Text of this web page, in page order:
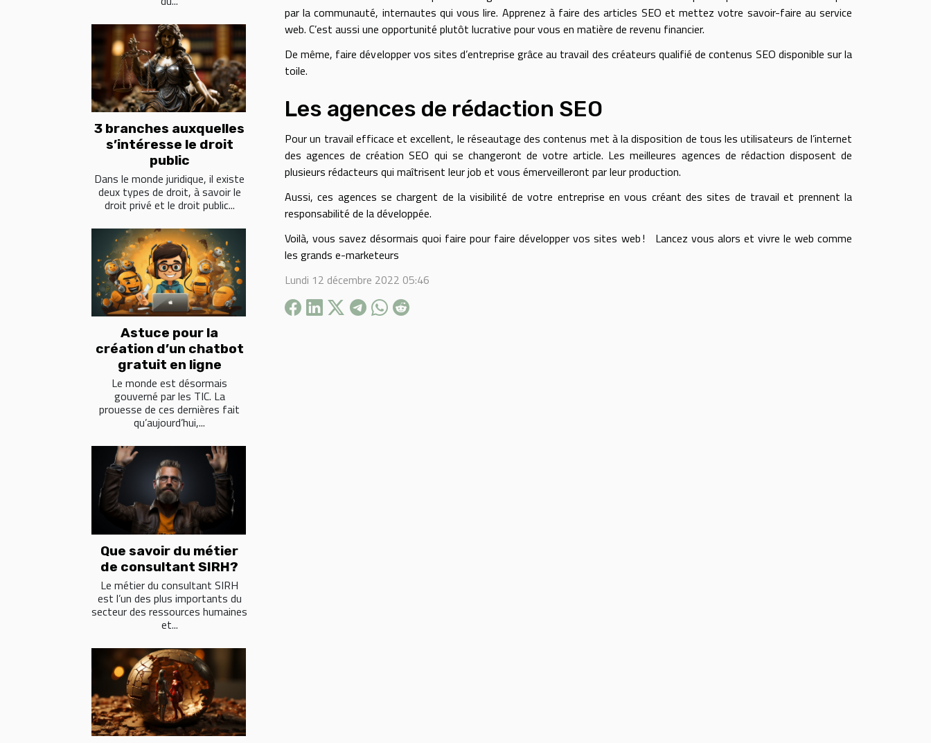
3 branches auxquelles
s’intéresse le droit
public
Dans le monde juridique, il existe
deux types de droit, à savoir le
droit privé et le droit public...
Astuce pour la
création d’un chatbot
gratuit en ligne
Le monde est désormais
gouverné par les TIC. La
prouesse de ces dernières fait
qu’aujourd’hui,...
Que savoir du métier
de consultant SIRH?
Le métier du consultant SIRH
est l’un des plus importants du
secteur des ressources humaines
et...
par la communauté, internautes qui vous lire. Apprenez à faire des articles SEO et mettez votre savoir-faire au service
web. C’est aussi une opportunité plutôt lucrative pour vous en matière de revenu financier.
De même, faire développer vos sites d’entreprise grâce au travail des créateurs qualifié de contenus SEO disponible sur la
toile.
Les agences de rédaction SEO
Pour un travail efficace et excellent, le réseautage des contenus met à la disposition de tous les utilisateurs de l’internet
des agences de création SEO qui se changeront de votre article. Les meilleures agences de rédaction disposent de
plusieurs rédacteurs qui maîtrisent leur job et vous émerveilleront par leur production.
Aussi, ces agences se chargent de la visibilité de votre entreprise en vous créant des sites de travail et prennent la
responsabilité de la développée.
Voilà, vous savez désormais quoi faire pour faire développer vos sites web ! Lancez vous alors et vivre le web comme
les grands e-marketeurs
Lundi 12 décembre 2022 05:46